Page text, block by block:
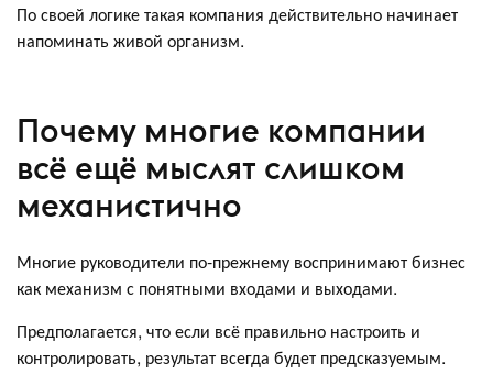
По своей логике такая компания действительно начинает
напоминать живой организм.
Почему многие компании
всё ещё мыслят слишком
механистично
Многие руководители по-прежнему воспринимают бизнес
как механизм с понятными входами и выходами.
Предполагается, что если всё правильно настроить и
контролировать, результат всегда будет предсказуемым.